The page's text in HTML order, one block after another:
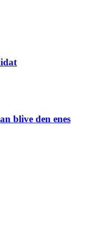
blive den enes